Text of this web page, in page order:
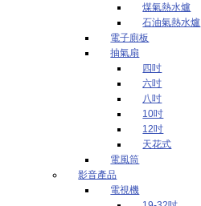
煤氣熱水爐
石油氣熱水爐
電子廁板
抽氣扇
四吋
六吋
八吋
10吋
12吋
天花式
電風筒
影音產品
電視機